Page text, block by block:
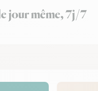
jour même, 7j/7